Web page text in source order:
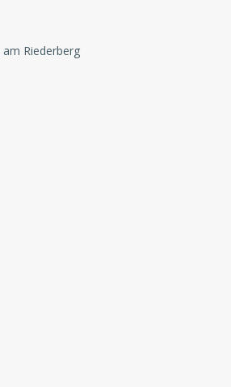
Riederberg